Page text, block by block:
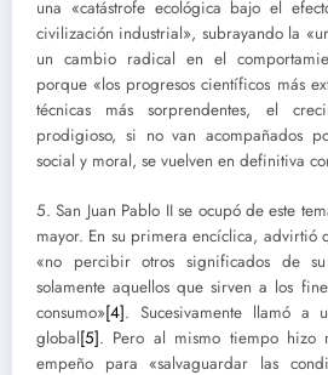
una «catástrofe ecológica bajo el
civilización industrial», subrayando la
un cambio radical en el
porque «los progresos científicos más
técnicas más sorprendentes, el
prodigioso, si no van acompañados
social y moral, se vuelven en definitiva
5. San Juan Pablo II se ocupó de este
mayor. En su primera encíclica, advirtió
«no percibir otros significados de
solamente aquellos que sirven a los
consumo»[4]. Sucesivamente llamó a
global[5]. Pero al mismo tiempo hizo
empeño para «salvaguardar las